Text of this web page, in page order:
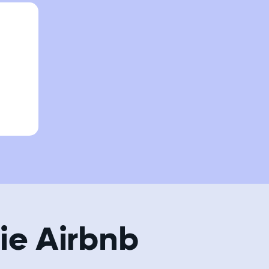
et demandons aux voyageurs la raison de leur séjour. En
Airbnb